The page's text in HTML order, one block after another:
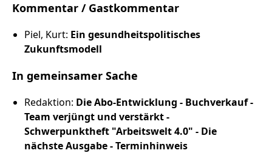
Spenden
Russland intern
Fundus
Kommentar / Gastkommentar
Piel, Kurt: Ein gesundheitspolitisches
Zukunftsmodell
In gemeinsamer Sache
Redaktion: Die Abo-Entwicklung - Buchverkauf -
Team verjüngt und verstärkt -
Schwerpunktheft "Arbeitswelt 4.0" - Die
nächste Ausgabe - Terminhinweis